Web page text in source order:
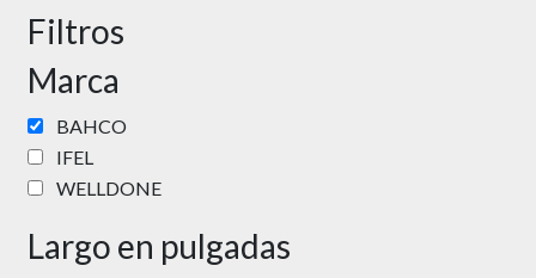
Filtros
Marca
BAHCO
IFEL
WELLDONE
Largo en pulgadas